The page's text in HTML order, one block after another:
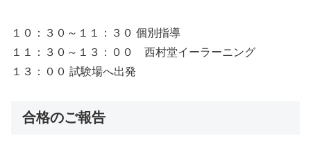
１０：３０～１１：３０ 個別指導
１１：３０～１３：００ 西村堂イーラーニング
１３：００ 試験場へ出発
合格のご報告